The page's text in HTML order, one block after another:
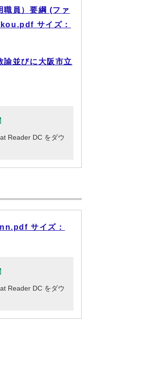
職員）要綱 (ファ
サイズ：
諭並びに大阪市立
Reader DC をダウ
サイズ：
Reader DC をダウ